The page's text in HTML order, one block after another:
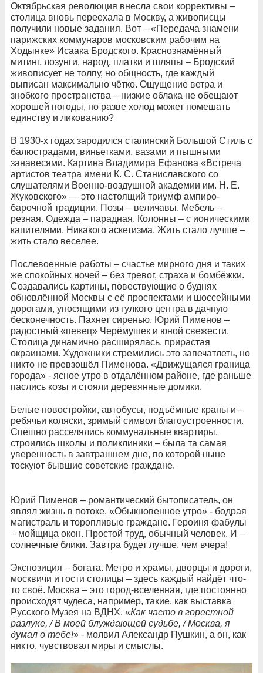
Октябрьская революция внесла свои коррективы –
столица вновь переехала в Москву, а живописцы
получили новые задания. Вот – «Передача знамени
парижских коммунаров московским рабочим на
Ходынке» Исаака Бродского. Краснознамённый
митинг, лозунги, народ, платки и шляпы – Бродский
живописует не толпу, но общность, где каждый
выписан максимально чётко. Ощущение ветра и
знобкого пространства – низкие облака не обещают
хорошей погоды, но разве холод может помешать
единству и ликованию?
В 1930-х годах зародился сталинский Большой Стиль с
балюстрадами, виньетками, вазами и пышными
занавесями. Картина Владимира Ефанова «Встреча
артистов театра имени К. С. Станиславского со
слушателями Военно-воздушной академии им. Н. Е.
Жуковского» — это настоящий триумф ампиро-
барочной традиции. Позы – величавы. Мебель –
резная. Одежда – парадная. Колонны – с ионическими
капителями. Никакого аскетизма. Жить стало лучше –
жить стало веселее.
Послевоенные работы – счастье мирного дня и таких
же спокойных ночей – без тревог, страха и бомбёжки.
Создавались картины, повествующие о буднях
обновлённой Москвы с её проспектами и шоссейными
дорогами, уносящими из гулкого центра в дачную
бесконечность. Пахнет сиренью. Юрий Пименов –
радостный «певец» Черёмушек и юной свежести.
Столица динамично расширялась, прирастая
окраинами. Художники стремились это запечатлеть, но
никто не превзошёл Пименова. «Движущаяся граница
города» - ясное утро в отдалённом районе, где раньше
паслись козы и стояли деревянные домики.
Белые новостройки, автобусы, подъёмные краны и –
ребячьи коляски, зримый символ благоустроенности.
Спешно расселялись коммунальные квартиры,
строились школы и поликлиники – была та самая
уверенность в завтрашнем дне, по которой ныне
тоскуют бывшие советские граждане.
Юрий Пименов – романтический бытописатель, он
являл жизнь в потоке. «Обыкновенное утро» - бодрая
магистраль и торопливые граждане. Героиня фабулы
– мойщица окон. Простой труд, обычный человек. И –
солнечные блики. Завтра будет лучше, чем вчера!
Экспозиция – богата. Метро и храмы, дворцы и дороги,
москвичи и гости столицы – здесь каждый найдёт что-
то своё. Москва – это город-вселенная, где постоянно
происходят чудеса, например, такие, как выставка
Русского Музея на ВДНХ. «Как часто в горестной
разлуке, / В моей блуждающей судьбе, / Москва, я
думал о тебе!» - молвил Александр Пушкин, а он, как
никто, чувствовал миры и смыслы.